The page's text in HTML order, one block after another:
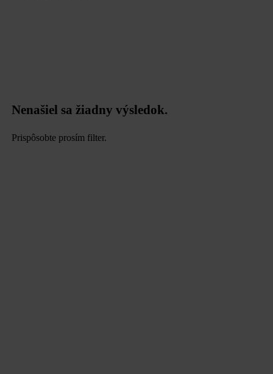
Nenašiel sa žiadny výsledok.
Prispôsobte prosím filter.